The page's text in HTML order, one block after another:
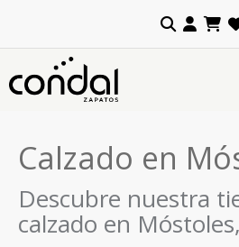
Calzado en
Descubre nuestra
calzado en